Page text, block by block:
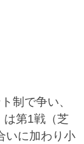
制で争い、
は第1戦（芝
いに加わり小